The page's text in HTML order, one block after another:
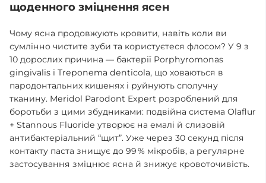
щоденного зміцнення ясен
Чому ясна продовжують кровити, навіть коли ви
сумлінно чистите зуби та користуєтеся флосом? У 9 з
10 дорослих причина — бактерії Porphyromonas
gingivalis і Treponema denticola, що ховаються в
пародонтальних кишенях і руйнують сполучну
тканину. Meridol Parodont Expert розроблений для
боротьби з цими збудниками: подвійна система Olaflur
+ Stannous Fluoride утворює на емалі й слизовій
антибактеріальний “щит”. Уже через 30 секунд після
контакту паста знищує до 99 % мікробів, а регулярне
застосування зміцнює ясна й знижує кровоточивість.